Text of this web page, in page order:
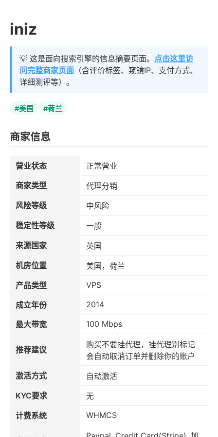
iniz
💡 这是面向搜索引擎的信息摘要页面。 点击这里访
问完整商家页面 （含评价标签、窥镜IP、支付方式、
详细测评等）。
#美国 #荷兰
商家信息
营业状态
正常营业
商家类型
代理分销
风险等级
中风险
稳定性等级
一般
来源国家
英国
机房位置
美国，荷兰
产品类型
VPS
成立年份 2014
最大带宽 100 Mbps
推荐建议
购买不要挂代理，挂代理别标记
会自动取消订单并删除你的账户
激活方式
自动激活
KYC要求
无
计费系统
WHMCS